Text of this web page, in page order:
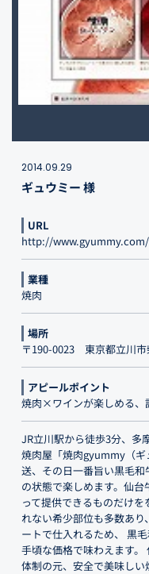
2014.09.29
ギュウミー 様
URL
http://www.gyummy.com/
業種
焼肉
場所
〒190-0023 東京都立川市
アピールポイント
焼肉×ワインが楽しめる、
JR立川駅から徒歩3分、多
焼肉屋「焼肉gyummy（
送、その日一番旨い黒毛
の状態で楽しめます。仙
って提供できるものだけ
れない希少部位も多数あ
ートで仕入れるため、 黒
手頃な価格で味わえます
体制の元、安全で美味しい